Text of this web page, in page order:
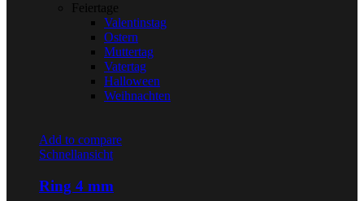
Feiertage
Valentinstag
Ostern
Muttertag
Vatertag
Halloween
Weihnachten
Add to compare
Schnellansicht
Ring 4 mm